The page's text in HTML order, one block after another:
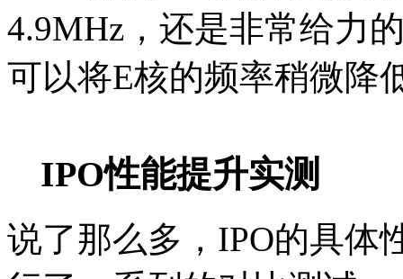
4.9MHz，还是非常给力
可以将E核的频率稍微降
IPO性能提升实测
说了那么多，IPO的具体